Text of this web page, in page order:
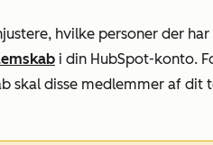
hvilke personer der
i din HubSpot-konto.
skal disse medlemmer af dit